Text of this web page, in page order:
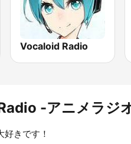
Vocaloid Radio
-アニメラジ
きです！